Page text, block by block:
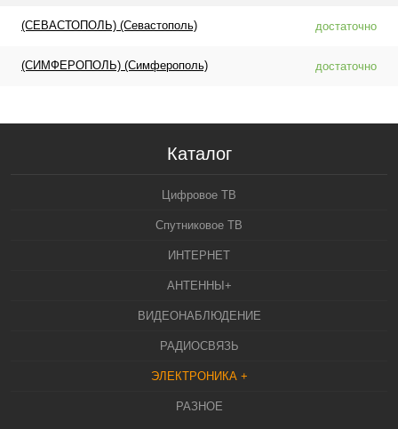
(СЕВАСТОПОЛЬ) (Севастополь) достаточно
(СИМФЕРОПОЛЬ) (Симферополь) достаточно
Каталог
Цифровое ТВ
Спутниковое ТВ
ИНТЕРНЕТ
АНТЕННЫ+
ВИДЕОНАБЛЮДЕНИЕ
РАДИОСВЯЗЬ
ЭЛЕКТРОНИКА +
РАЗНОЕ